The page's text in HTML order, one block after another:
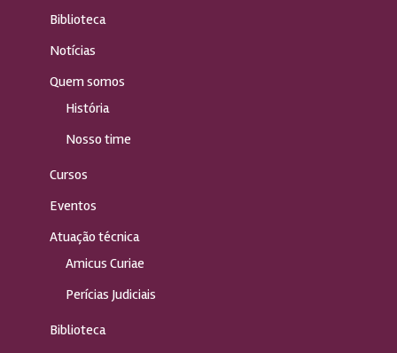
Biblioteca
Notícias
Quem somos
História
Nosso time
Cursos
Eventos
Atuação técnica
Amicus Curiae
Perícias Judiciais
Biblioteca